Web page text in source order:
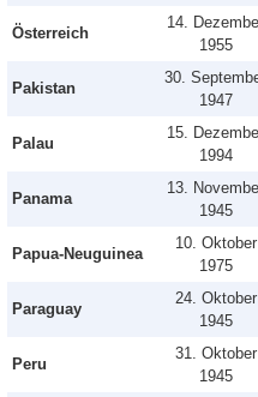
Österreich
14.
1955
Pakistan
30.
1947
Palau
15.
1994
Panama
13.
1945
Papua-Neuguinea
10. Oktober
1975
Paraguay
24. Oktober
1945
Peru
31. Oktober
1945